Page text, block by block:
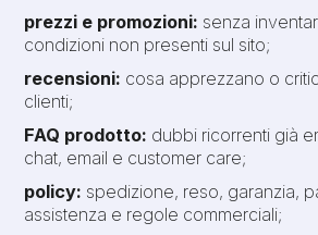
prezzi e promozioni: senza
condizioni non presenti sul sito;
recensioni: cosa apprezzano o
clienti;
FAQ prodotto: dubbi ricorrenti già
chat, email e customer care;
policy: spedizione, reso, garanzia,
assistenza e regole commerciali;